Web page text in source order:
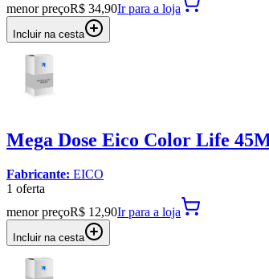
menor preçoR$ 34,90Ir para a loja
Incluir na cesta
Mega Dose Eico Color Life
Fabricante: EICO
1 oferta
menor preçoR$ 12,90Ir para a loja
Incluir na cesta